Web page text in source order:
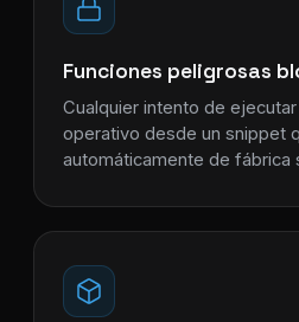
Funciones peligrosas
Cualquier intento de
operativo desde un snippet
automáticamente de fábrica